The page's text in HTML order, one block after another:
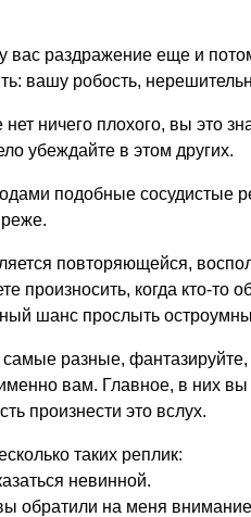
вас раздражение еще и
вашу робость,
ничего плохого, вы это
убеждайте в этом других.
подобные сосудистые
повторяющейся,
произносить, когда кто-
шанс прослыть
разные,
вам. Главное, в них
произнести это вслух.
таких реплик:
невинной.
обратили на меня